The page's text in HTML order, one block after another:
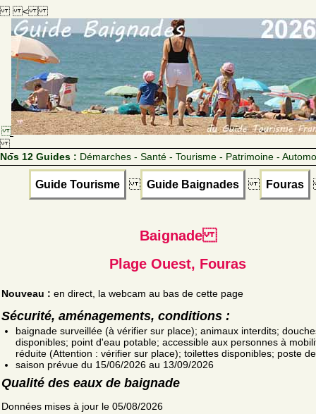
<
Nos 12 Guides : Démarches - Santé - Tourisme - Patrimoine -
Guide Tourisme Guide Baignades Fouras
Baignade
Plage Ouest, Fouras
Nouveau : en direct, la webcam au bas de cette page
Sécurité, aménagements, conditions :
baignade surveillée (à vérifier sur place); animaux interdits;
disponibles; point d'eau potable; accessible aux personnes à
réduite (Attention : vérifier sur place); toilettes disponibles; poste
saison prévue du 15/06/2026 au 13/09/2026
Qualité des eaux de baignade
Données mises à jour le 05/08/2026